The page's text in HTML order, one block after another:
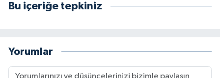
Bu içeriğe tepkiniz
Yorumlar